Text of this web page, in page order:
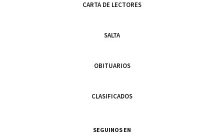
CARTA DE LECTORES
SALTA
OBITUARIOS
CLASIFICADOS
SEGUINOS EN